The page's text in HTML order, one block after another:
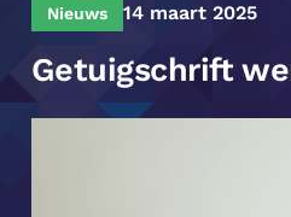
Nieuws 14 maart 2025
Getuigschrift